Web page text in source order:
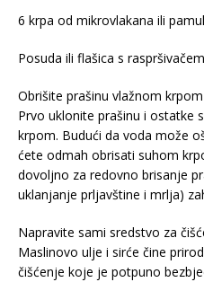
6 krpa od mikrovlakana ili
Posuda ili flašica s raspršivačem
Obrišite prašinu vlažnom krpom
Prvo uklonite prašinu i ostatke
krpom. Budući da voda može
ćete odmah obrisati suhom
dovoljno za redovno brisanje
uklanjanje prljavštine i mrlja)
Napravite sami sredstvo za
Maslinovo ulje i sirće čine
čišćenje koje je potpuno